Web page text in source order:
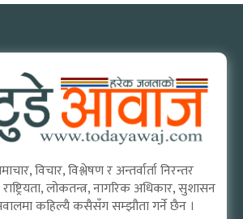
विचार, विश्लेषण र अन्तर्वार्ता निरन्तर
लोकतन्त्र, नागरिक अधिकार, सुशासन
कहिल्यै कसैसँग सम्झौता गर्ने छैन ।